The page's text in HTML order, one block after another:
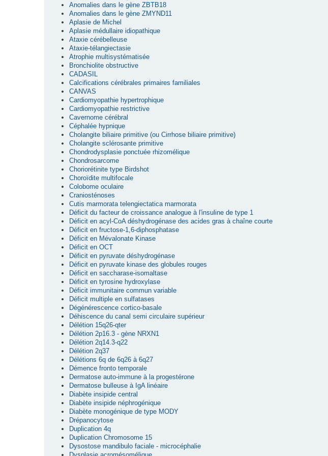
Anomalies dans le gène ZBTB18
Anomalies dans le gène ZMYND11
Aplasie de Michel
Aplasie médullaire idiopathique
Ataxie cérébelleuse
Ataxie-télangiectasie
Atrophie multisystématisée
Bronchiolite obstructive
CADASIL
Calcifications cérébrales primaires familiales
CANVAS
Cardiomyopathie hypertrophique
Cardiomyopathie restrictive
Cavernome cérébral
Céphalée hypnique
Cholangite biliaire primitive (ou Cirrhose biliaire primitive)
Cholangite sclérosante primitive
Chondrodysplasie ponctuée rhizomélique
Chondrosarcome
Choriorétinite type Birdshot
Choroïdite multifocale
Colobome oculaire
Craniosténoses
Cutis marmorata telengiectatica marmorata
Déficit du facteur de croissance analogue à l'insuline de type 1
Déficit en acyl-CoA déshydrogénase des acides gras à chaîne courte
Déficit en fructose-1,6-diphosphatase
Déficit en Mévalonate Kinase
Déficit en OCT
Déficit en pyruvate déshydrogénase
Déficit en pyruvate kinase des globules rouges
Déficit en saccharase-isomaltase
Déficit en tyrosine hydroxylase
Déficit immunitaire commun variable
Déficit multiple en sulfatases
Dégénérescence cortico-basale
Déhiscence du canal semi circulaire supérieur
Délétion 15q26-qter
Délétion 2p16.3 - gène NRXN1
Délétion 2q14.3-q22
Délétion 2q37
Délétions 6q de 6q26 à 6q27
Démence fronto temporale
Dermatose auto-immune à la progestérone
Dermatose bulleuse à IgA linéaire
Diabète insipide central
Diabète insipide néphrogénique
Diabète monogénique de type MODY
Drépanocytose
Duplication 4q
Duplication Chromosome 15
Dysostose mandibulo faciale - microcéphalie